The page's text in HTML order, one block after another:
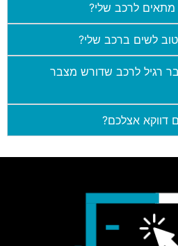
מתאים לרכב שלי?
לשים ברכב שלי?
רגיל לרכב שדורש מצבר
דווקא אצלכם?